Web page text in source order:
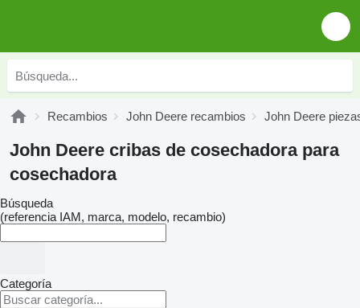
Recambios John Deere recambios John Deere
John Deere cribas de cosechadora para
cosechadora
Búsqueda
(referencia IAM, marca, modelo, recambio)
Categoría